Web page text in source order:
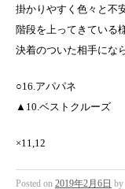
掛かりやすく色々と不
階段を上ってきている
決着のついた相手にな
○16.アパパネ
▲10.ベストクルーズ
×11,12
Posted on 2019年2月6日 by